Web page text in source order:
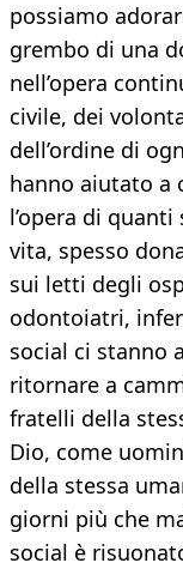
possiamo
grembo di una
nell’opera
civile, dei
dell’ordine di
hanno aiutato a
l’opera di
vita, spesso
sui letti degli
odontoiatri,
social ci stanno
ritornare a
fratelli della
Dio, come
della stessa
giorni più che
social è